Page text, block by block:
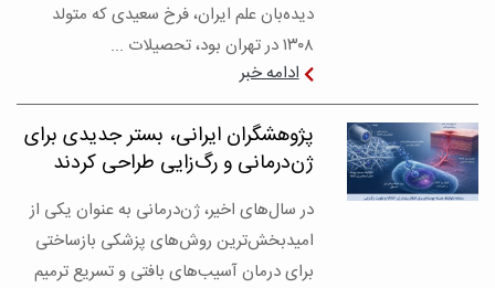
دیده‌بان علم ایران، فرخ سعیدی که متولد
۱۳۰۸ در تهران بود، تحصیلات ...
ادامه خبر
پژوهشگران ایرانی، بستر جدیدی برای
ژن‌درمانی و رگ‌زایی طراحی کردند
در سال‌های اخیر، ژن‌درمانی به عنوان یکی از
امیدبخش‌ترین روش‌های پزشکی بازساختی
برای درمان آسیب‌های بافتی و تسریع ترمیم